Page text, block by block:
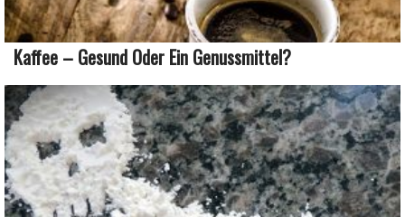
Kaffee – Gesund Oder Ein Genussmittel?